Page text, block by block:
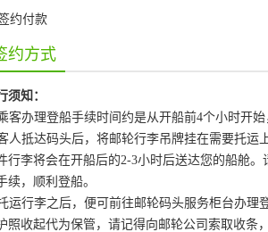
约方式
须知：
客办理登船手续时间约是从开船前4个小时开
人抵达码头后，将邮轮行李吊牌挂在需要托
行李将会在开船后的2-3小时后送达您的船舱
续，顺利登船。
运行李之后，便可前往邮轮码头服务柜台办
照收起代为保管，请记得向邮轮公司索取收